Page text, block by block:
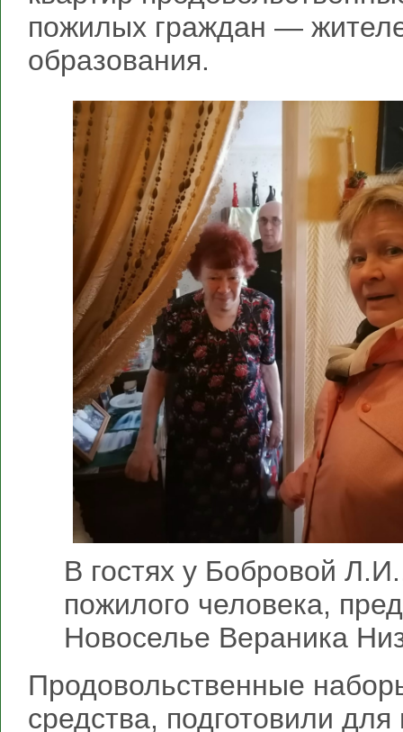
пожилых граждан —
образования.
В гостях у Бобровой
пожилого человека,
Новоселье Вераника
Продовольственные
средства, подготовили